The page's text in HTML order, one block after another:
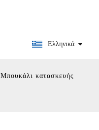
Ελληνικά
Μπουκάλι κατασκευής